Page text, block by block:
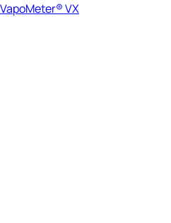
VapoMeter® VX